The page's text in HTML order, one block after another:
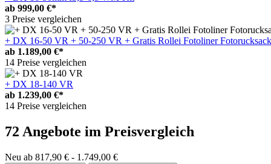
ab 999,00 €*
3 Preise vergleichen
+ DX 16-50 VR + 50-250 VR + Gratis Rollei Fotoliner
ab 1.189,00 €*
14 Preise vergleichen
+ DX 18-140 VR
ab 1.239,00 €*
14 Preise vergleichen
72 Angebote im Preisvergleich
Neu ab 817,90 € - 1.749,00 €